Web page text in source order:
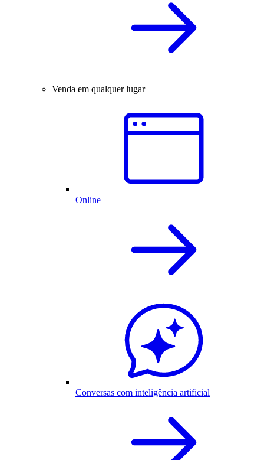
Venda em qualquer lugar
Online
Conversas com inteligência artificial